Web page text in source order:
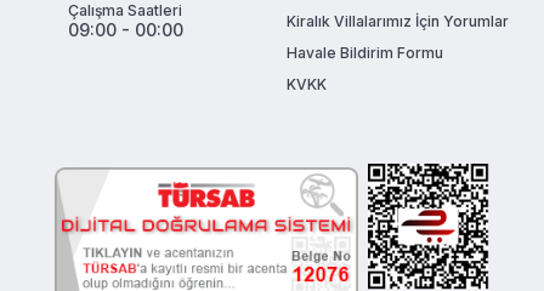
Çalışma Saatleri
09:00 - 00:00
Kiralık Villalarımız İçin Yorumlar
Havale Bildirim Formu
KVKK